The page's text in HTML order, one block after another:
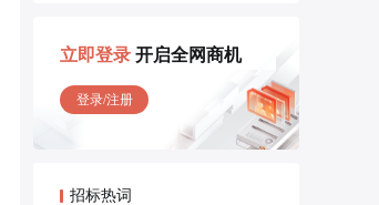
立即登录 开启全网商机
登录/注册
招标热词